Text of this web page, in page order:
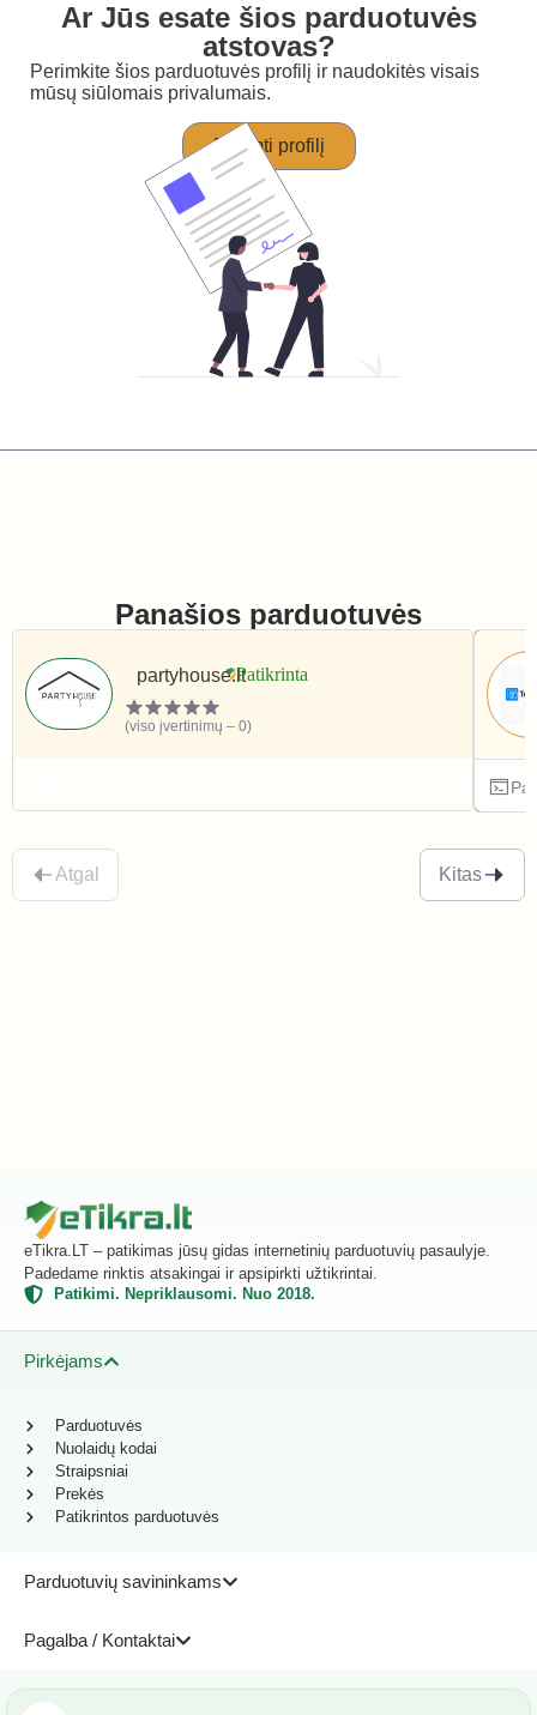
Ar Jūs esate šios parduotuvės
atstovas?
Perimkite šios parduotuvės profilį ir naudokitės visais
mūsų siūlomais privalumais.
Perimti profilį
Panašios parduotuvės
partyhouse.lt
(viso įvertinimų – 0)
Atgal Kitas
eTikra.LT – patikimas jūsų gidas internetinių parduotuvių pasaulyje.
Padedame rinktis atsakingai ir apsipirkti užtikrintai.
Patikimi. Nepriklausomi. Nuo 2018.
Pirkėjams
Parduotuvių savininkams
Pagalba / Kontaktai
Parduotuvės
Nuolaidų kodai
Straipsniai
Prekės
Patikrintos parduotuvės